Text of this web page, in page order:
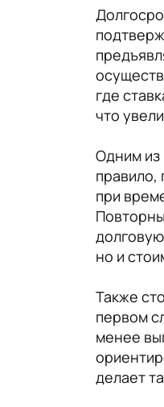
где
что
Одним из
правило,
при
но и
Также
первом
менее
делает